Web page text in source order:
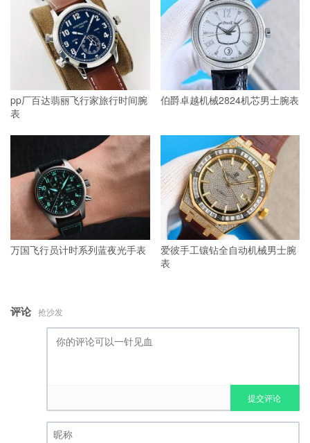
pp厂百达翡丽飞行家旅行时间腕
表
伯爵卓越机械2824机芯男士腕表
万国飞行员计时系列蓝夜光手表
爱彼手工镶钻全自动机械男士腕
表
评论 抢沙发
提交评论